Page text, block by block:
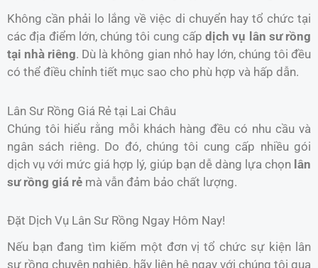
Không cần phải lo lắng về việc di chuyển hay tổ chức tại
các địa điểm lớn, chúng tôi cung cấp dịch vụ lân sư rồng
tại nhà riêng. Dù là không gian nhỏ hay lớn, chúng tôi đều
có thể điều chỉnh tiết mục sao cho phù hợp và hấp dẫn.
Lân Sư Rồng Giá Rẻ tại Lai Châu
Chúng tôi hiểu rằng mỗi khách hàng đều có nhu cầu và
ngân sách riêng. Do đó, chúng tôi cung cấp nhiều gói
dịch vụ với mức giá hợp lý, giúp bạn dễ dàng lựa chọn lân
sư rồng giá rẻ mà vẫn đảm bảo chất lượng.
Đặt Dịch Vụ Lân Sư Rồng Ngay Hôm Nay!
Nếu bạn đang tìm kiếm một đơn vị tổ chức sự kiện lân
sư rồng chuyên nghiệp, hãy liên hệ ngay với chúng tôi qua